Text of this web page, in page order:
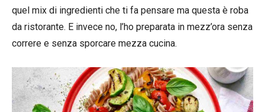
quel mix di ingredienti che ti fa pensare ma questa è roba
da ristorante. E invece no, l’ho preparata in mezz’ora senza
correre e senza sporcare mezza cucina.